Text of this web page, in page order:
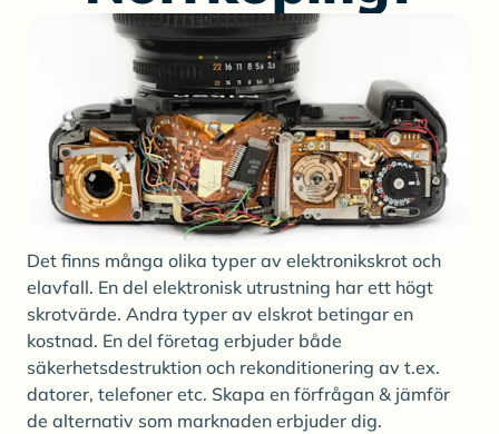
Det finns många olika typer av elektronikskrot och
elavfall. En del elektronisk utrustning har ett högt
skrotvärde. Andra typer av elskrot betingar en
kostnad. En del företag erbjuder både
säkerhetsdestruktion och rekonditionering av t.ex.
datorer, telefoner etc. Skapa en förfrågan & jämför
de alternativ som marknaden erbjuder dig.